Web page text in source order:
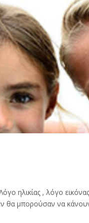
ηλικίας , λόγο
μπορούσαν να